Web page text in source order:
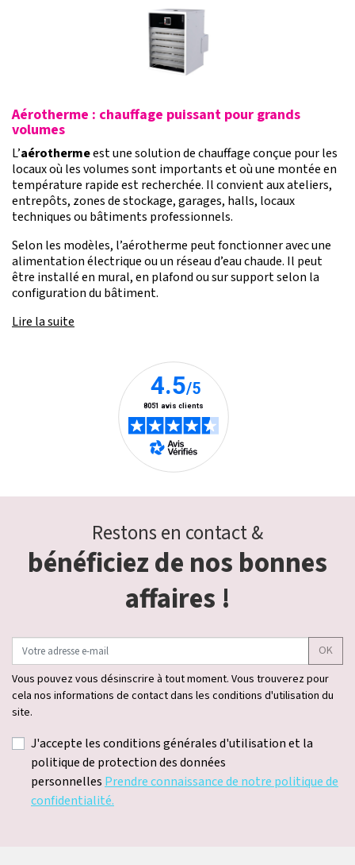
Aérotherme : chauffage puissant pour grands
volumes
L’aérothermeest une solution de chauffage conçue pour les
locaux où les volumes sont importants et où une montée en
température rapide est recherchée. Il convient aux ateliers,
entrepôts, zones de stockage, garages, halls, locaux
techniques ou bâtiments professionnels.
Selon les modèles, l’aérotherme peut fonctionner avec une
alimentation électrique ou un réseau d’eau chaude. Il peut
être installé en mural, en plafond ou sur support selon la
configuration du bâtiment.
Lire la suite
Restons en contact &
bénéficiez de nos bonnes
affaires !
OK
Vous pouvez vous désinscrire à tout moment. Vous trouverez pour
cela nos informations de contact dans les conditions d'utilisation du
site.
J'accepte les conditions générales d'utilisation et la
politique de protection des données
personnelles Prendre connaissance de notre politique de
confidentialité.